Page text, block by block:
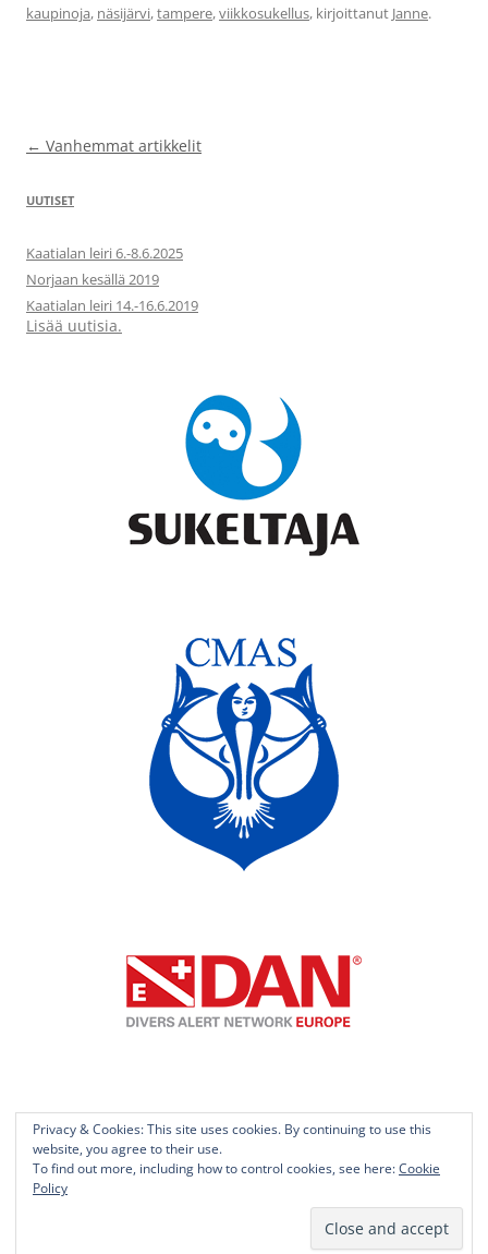
kaupinoja, näsijärvi,tampere,viikkosukellus, kirjoittanut Janne.
Artikkelien
← Vanhemmat artikkelit
UUTISET
Kaatialan leiri 6.-8.6.2025
Norjaan kesällä 2019
Kaatialan leiri 14.-16.6.2019
Lisää uutisia.
© Scuba Libre 2016
ScubaWeb by Janne Helminen
Privacy & Cookies: This site uses cookies. By continuing to use this
website, you agree to their use.
To find out more, including how to control cookies, see here:Cookie
Policy